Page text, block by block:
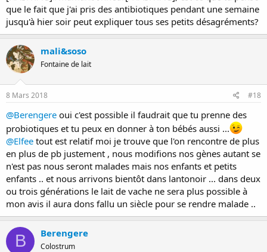
que le fait que j'ai pris des antibiotiques pendant une semaine
jusqu'à hier soir peut expliquer tous ses petits désagréments?
mali&soso
Fontaine de lait
8 Mars 2018 #18
@Berengere oui c'est possible il faudrait que tu prenne des
probiotiques et tu peux en donner à ton bébés aussi ...
@Elfee tout est relatif moi je trouve que l'on rencontre de plus
en plus de pb justement , nous modifions nos gènes autant se
n'est pas nous seront malades mais nos enfants et petits
enfants .. et nous arrivons bientôt dans lantonoir ... dans deux
ou trois générations le lait de vache ne sera plus possible à
mon avis il aura dons fallu un siècle pour se rendre malade ..
B Berengere
Colostrum